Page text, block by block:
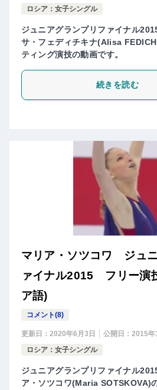
ロシア：女子シングル
ジュニアグランプリファイナル
サ・フェディチキナ(Alisa
ティング演技の動画です。
続きを読む
マリア・ソツコワ ジュ
ァイナル2015 フリー
ア語)
コメント(8)
更新日： 2020年6月3日 公開日： 2015年
ロシア：女子シングル
ジュニアグランプリファイナル
ア・ソツコワ(Maria SOTSKOVA)